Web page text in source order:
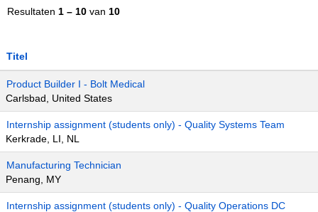
Resultaten 1 – 10 van 10
Titel
Product Builder I - Bolt Medical
Carlsbad, United States
Internship assignment (students only) - Quality Systems Team
Kerkrade, LI, NL
Manufacturing Technician
Penang, MY
Internship assignment (students only) - Quality Operations DC